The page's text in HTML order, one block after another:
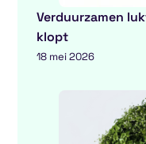
Verduurzamen
klopt
18 mei 2026